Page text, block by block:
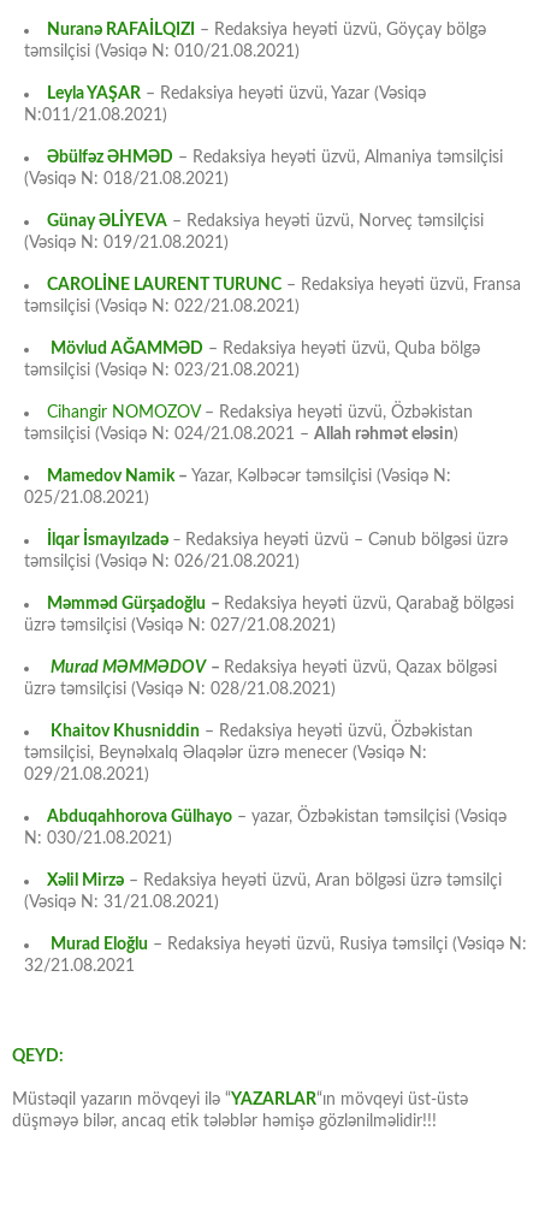
Nuranə RAFAİLQIZI
– Redaksiya heyəti üzvü, Göyçay bölgə
təmsilçisi (Vəsiqə N: 010/21.08.2021)
Leyla YAŞAR – Redaksiya heyəti üzvü, Yazar (Vəsiqə
N:011/21.08.2021)
Əbülfəz ƏHMƏD – Redaksiya heyəti üzvü, Almaniya təmsilçisi
(Vəsiqə N: 018/21.08.2021)
Günay ƏLİYEVA – Redaksiya heyəti üzvü, Norveç təmsilçisi
(Vəsiqə N: 019/21.08.2021)
CAROLİNE LAURENT TURUNC – Redaksiya heyəti üzvü, Fransa
təmsilçisi (Vəsiqə N: 022/21.08.2021)
Mövlud AĞAMMƏD – Redaksiya heyəti üzvü, Quba bölgə
təmsilçisi (Vəsiqə N: 023/21.08.2021)
Cihangir NOMOZOV– Redaksiya heyəti üzvü, Özbəkistan
təmsilçisi (Vəsiqə N: 024/21.08.2021 – Allah rəhmət eləsin)
Mamedov Namik– Yazar, Kəlbəcər təmsilçisi (Vəsiqə N:
025/21.08.2021)
İlqar İsmayılzadə – Redaksiya heyəti üzvü – Cənub bölgəsi üzrə
təmsilçisi (Vəsiqə N: 026/21.08.2021)
Məmməd Gürşadoğlu – Redaksiya heyəti üzvü, Qarabağ bölgəsi
üzrə təmsilçisi (Vəsiqə N: 027/21.08.2021)
Murad MƏMMƏDOV – Redaksiya heyəti üzvü, Qazax bölgəsi
üzrə təmsilçisi (Vəsiqə N: 028/21.08.2021)
Khaitov Khusniddin – Redaksiya heyəti üzvü, Özbəkistan
təmsilçisi, Beynəlxalq Əlaqələr üzrə menecer (Vəsiqə N:
029/21.08.2021)
Abduqahhorova Gülhayo – yazar, Özbəkistan təmsilçisi (Vəsiqə
N: 030/21.08.2021)
Xəlil Mirzə – Redaksiya heyəti üzvü, Aran bölgəsi üzrə təmsilçi
(Vəsiqə N: 31/21.08.2021)
Murad Eloğlu – Redaksiya heyəti üzvü, Rusiya təmsilçi (Vəsiqə N:
32/21.08.2021
QEYD:
Müstəqil yazarın mövqeyi ilə “YAZARLAR“ın mövqeyi üst-üstə
düşməyə bilər, ancaq etik tələblər həmişə gözlənilməlidir!!!